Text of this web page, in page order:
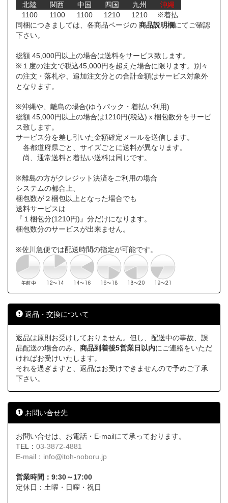
北陸
関西 中国 四国 九州
沖縄
1100
1100 1100 1210 1210
※着払
同梱につきましては、各商品ページの 商品説明欄にてご確認
下さい。
総額 45,000円以上の場合は送料をサービス致します。
※１度の注文で税込45,000円を超えた場合に限ります。別々
の注文・落札や、追加注文分との合計金額はサービス対象外
となります。
※沖縄や、離島の場合(ゆうパック・着払い利用)
総額 45,000円以上の場合は1210円(税込)ｘ梱包数分をサービ
ス致します。
サービス分を差し引いた金額確定メールを送信します。
各都道府県ごと、サイズごとに送料が異なります。
尚、通常送料と着払い送料は同じです。
※離島の方がクレジット決済をご利用の場合
システムの都合上、
梱包数が２梱包以上となった場合でも
送料サービスは
『１梱包分(1210円)』分だけになります。
梱包数分のサービスが出来ません。
※佐川急便では配送時間の指定が可能です。
返品・交換について
返品は原則お受けしておりません。但し、配送中の事故、誤
品配送の場合のみ、 商品到着後5営業日以内にご連絡をいただ
ければお受けいたします。
それを過ぎますと、返品はお受けできませんので予めご了承
下さい。
お問い合せ先
お問い合せは、お電話・E-mailにて承っております。
TEL： 03-3872-4881
E-mail： info@itoh-noboru.jp
営業時間：9:30～17:00
定休日：土曜・日曜・祝日